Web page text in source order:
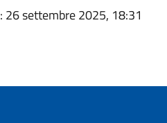
: 26 settembre 2025, 18:31